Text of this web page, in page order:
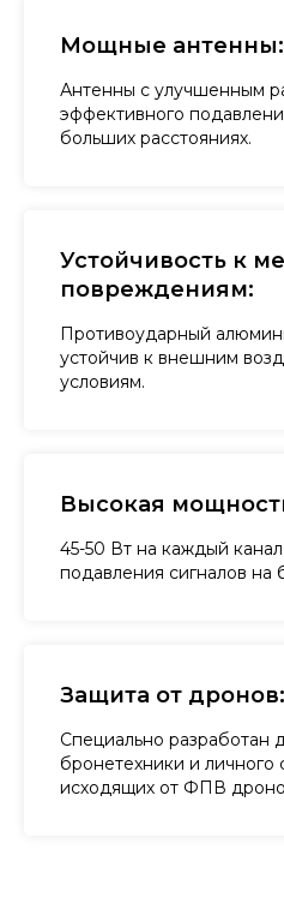
Мощные антенны:
Антенны с улучшенным
эффективного
больших расстояниях.
Устойчивость к
повреждениям:
Противоударный
устойчив к внешним
условиям.
Высокая
45-50 Вт на каждый
подавления сигналов на
Защита от дронов:
Специально разработан
бронетехники и личного
исходящих от ФПВ